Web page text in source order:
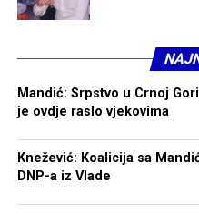
„Zato je na vama da
razmišljanje“, zaključio je
Mandić: Srpstvo u Crnoj
je ovdje raslo vjekovima
Knežević: Koalicija sa
DNP-a iz Vlade